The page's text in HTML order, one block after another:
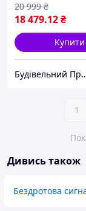
18 479.12₴
20 999 ₴
Купити
1
Дивись також
Бездротова